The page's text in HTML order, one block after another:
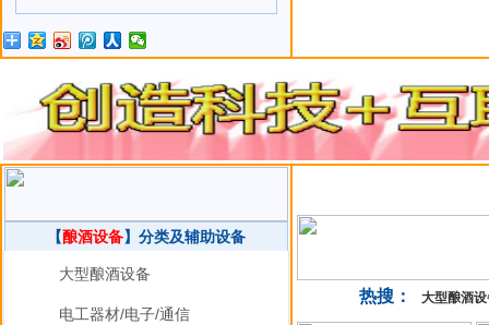
【酿酒设备】分类及辅助设备
大型酿酒设备
电工器材/电子/通信
热搜： 大型酿酒设